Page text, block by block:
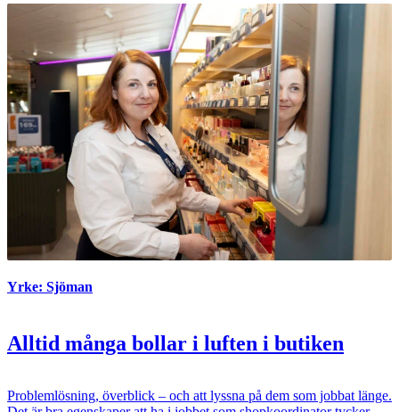
Yrke: Sjöman
Alltid många bollar i luften i butiken
Problemlösning, överblick – och att lyssna på dem som jobbat länge.